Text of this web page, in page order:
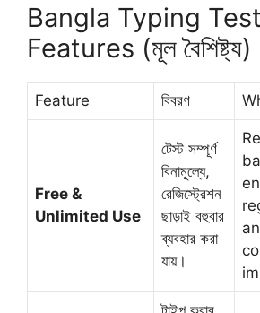
Bangla Typing Test
Features (মূল বৈশিষ্ট্য)
Feature বিবরণ
Free &
Unlimited Use
টেস্ট সম্পূর্ণ
বিনামূল্যে,
রেজিস্ট্রেশন
ছাড়াই বহুবার
ব্যবহার করা
যায়।